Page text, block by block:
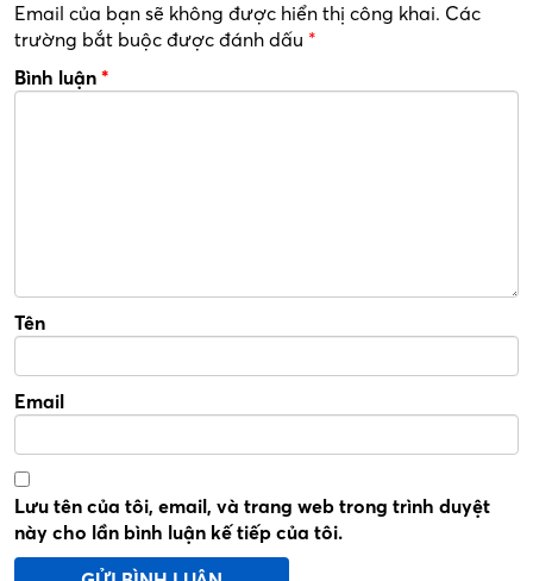
Email của bạn sẽ không được hiển thị công khai. Các
trường bắt buộc được đánh dấu *
Bình luận *
Tên
Email
Lưu tên của tôi, email, và trang web trong trình duyệt
này cho lần bình luận kế tiếp của tôi.